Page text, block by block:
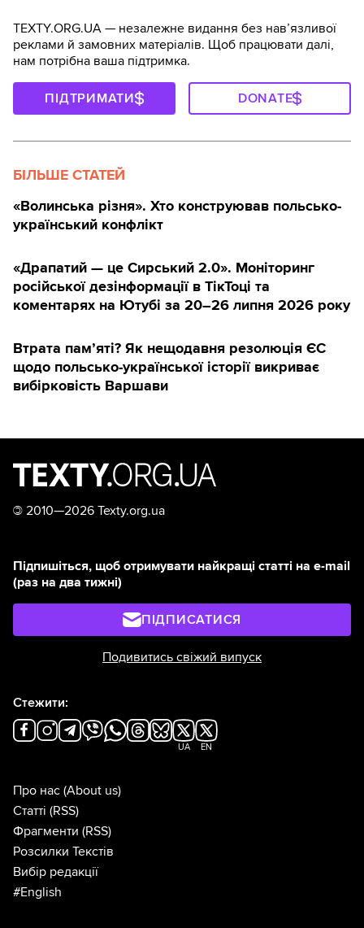
TEXTY.ORG.UA — незалежне видання без навʼязливої
реклами й замовних матеріалів. Щоб працювати далі,
нам потрібна ваша підтримка.
ПІДТРИМАТИ DONATE
БІЛЬШЕ СТАТЕЙ
«Волинська різня». Хто конструював польсько-
український конфлікт
«Драпатий — це Сирський 2.0». Моніторинг
російської дезінформації в ТікТоці та
коментарях на Ютубі за 20–26 липня 2026 року
Втрата пам’яті? Як нещодавня резолюція ЄС
щодо польсько-української історії викриває
вибірковість Варшави
© 2010—2026 Texty.org.ua
Підпишіться, щоб отримувати найкращі статті на e-mail
(раз на два тижні)
ПІДПИСАТИСЯ
Подивитись свіжий випуск
Стежити:
UA EN
Про нас (About us)
Статті (RSS)
Фрагменти (RSS)
Розсилки Текстів
Вибір редакції
#English